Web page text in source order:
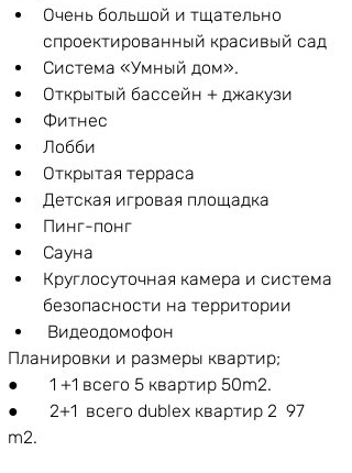
Очень большой и тщательно
спроектированный красивый сад
Система «Умный дом».
Открытый бассейн + джакузи
Фитнес
Лобби
Открытая терраса
Детская игровая площадка
Пинг-понг
Сауна
Круглосуточная камера и система
безопасности на территории
Видеодомофон
Планировки и размеры квартир;
● 1 +1 всего 5 квартир 50m2.
● 2+1 всего dublex квартир 2  97
m2.